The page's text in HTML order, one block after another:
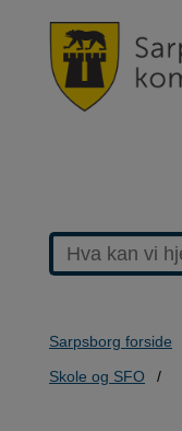
Sarpsborg forside
Skole og SFO